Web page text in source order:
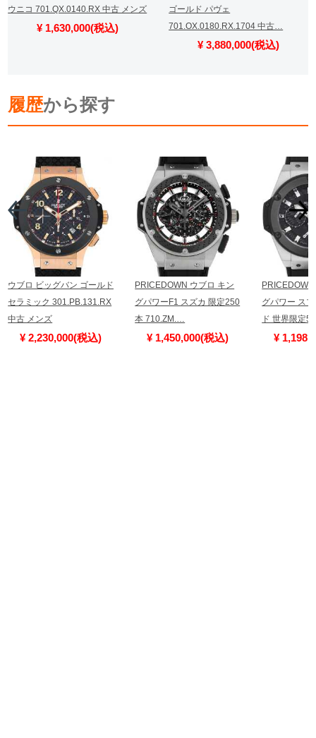
ウニコ 701.QX.0140.RX 中古 メンズ
¥ 1,630,000(税込)
ゴールド パヴェ
701.OX.0180.RX.1704 中古…
¥ 3,880,000(税込)
履歴から探す
ウブロ ビッグバン ゴールド
セラミック 301.PB.131.RX
中古 メンズ
¥ 2,230,000(税込)
PRICEDOWN ウブロ キン
グパワーF1 スズカ 限定250
本 710.ZM.…
¥ 1,450,000(税込)
グパワー ス
ド 世界限定
¥